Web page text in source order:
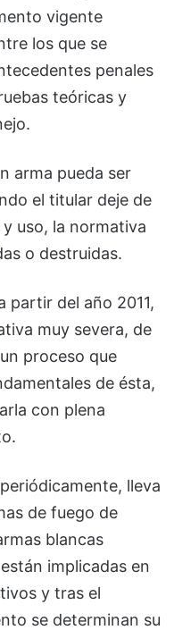
vigente
los que se
penales
teóricas y
arma pueda ser
el titular deje de
uso, la normativa
o destruidas.
partir del año 2011,
muy severa, de
proceso que
de ésta,
con plena
lleva
de fuego de
blancas
implicadas en
y tras el
se determinan su